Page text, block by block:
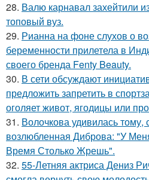
28. Валю карнавал захейтили
топовый вуз.
29. Рианна на фоне слухов о
беременности прилетела в
своего бренда Fenty Beauty.
30. В сети обсуждают
предложить запретить в
оголяет живот, ягодицы или
31. Волочкова удивилась тому,
возлюбленная Диброва: "У
Время Столько Жрешь".
32. 55-Летняя актриса Дениз